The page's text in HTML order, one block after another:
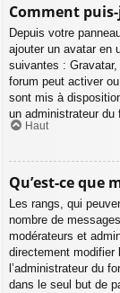
Comment
Depuis votre
ajouter un avatar en
suivantes : Gravatar,
forum peut activer
sont mis à
un administrateur du
Haut
Qu’est-ce que
Les rangs, qui
nombre de
modérateurs et
directement modifier
l’administrateur du
dans le seul but de